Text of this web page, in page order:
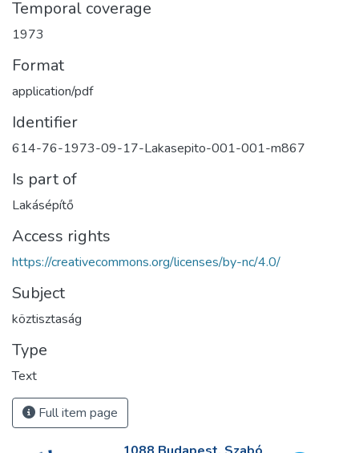
Temporal coverage
1973
Format
application/pdf
Identifier
614-76-1973-09-17-Lakasepito-001-001-m867
Is part of
Lakásépítő
Access rights
https://creativecommons.org/licenses/by-nc/4.0/
Subject
köztisztaság
Type
Text
Full item page